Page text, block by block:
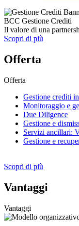
BCC Gestione Crediti
Il valore di una
Scopri di più
Offerta
Offerta
Gestione crediti
Monitoraggio e
Due Diligence
Gestione e
Servizi ancillari:
Gestione e
Scopri di più
Vantaggi
Vantaggi